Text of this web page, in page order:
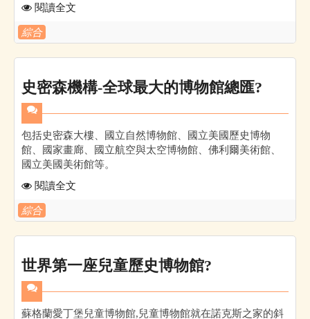
閱讀全文
綜合
史密森機構-全球最大的博物館總匯?
包括史密森大樓、國立自然博物館、國立美國歷史博物
館、國家畫廊、國立航空與太空博物館、佛利爾美術館、
國立美國美術館等。
閱讀全文
綜合
世界第一座兒童歷史博物館?
蘇格蘭愛丁堡兒童博物館,兒童博物館就在諾克斯之家的斜